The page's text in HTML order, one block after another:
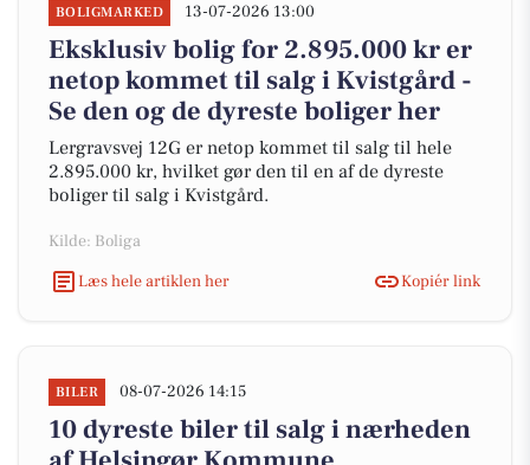
BOLIGMARKED 13-07-2026 13:00
Eksklusiv bolig for 2.895.000 kr er
netop kommet til salg i Kvistgård -
Se den og de dyreste boliger her
Lergravsvej 12G er netop kommet til salg til hele
2.895.000 kr, hvilket gør den til en af de dyreste
boliger til salg i Kvistgård.
Kilde: Boliga
Læs hele artiklen her
Kopiér link
BILER 08-07-2026 14:15
10 dyreste biler til salg i nærheden